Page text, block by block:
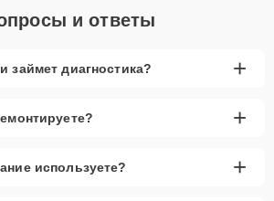
и ответы
займет диагностика? +
+
используете? +